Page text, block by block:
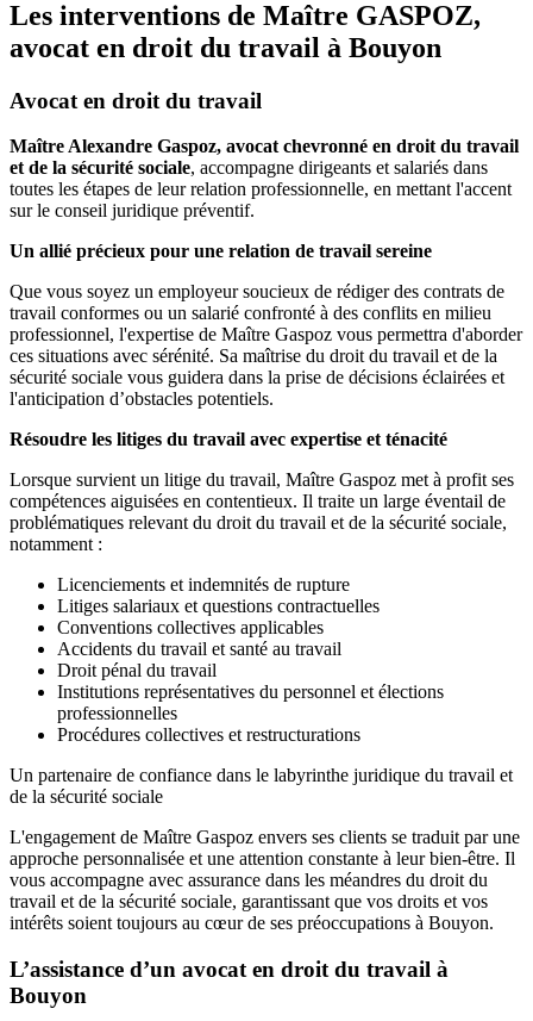
Les interventions de Maître GASPOZ,
avocat en droit du travail à Bouyon
Avocat en droit du travail
Maître Alexandre Gaspoz, avocat chevronné en droit du travail
et de la sécurité sociale, accompagne dirigeants et salariés dans
toutes les étapes de leur relation professionnelle, en mettant l'accent
sur le conseil juridique préventif.
Un allié précieux pour une relation de travail sereine
Que vous soyez un employeur soucieux de rédiger des contrats de
travail conformes ou un salarié confronté à des conflits en milieu
professionnel, l'expertise de Maître Gaspoz vous permettra d'aborder
ces situations avec sérénité. Sa maîtrise du droit du travail et de la
sécurité sociale vous guidera dans la prise de décisions éclairées et
l'anticipation d’obstacles potentiels.
Résoudre les litiges du travail avec expertise et ténacité
Lorsque survient un litige du travail, Maître Gaspoz met à profit ses
compétences aiguisées en contentieux. Il traite un large éventail de
problématiques relevant du droit du travail et de la sécurité sociale,
notamment :
Licenciements et indemnités de rupture
Litiges salariaux et questions contractuelles
Conventions collectives applicables
Accidents du travail et santé au travail
Droit pénal du travail
Institutions représentatives du personnel et élections
professionnelles
Procédures collectives et restructurations
Un partenaire de confiance dans le labyrinthe juridique du travail et
de la sécurité sociale
L'engagement de Maître Gaspoz envers ses clients se traduit par une
approche personnalisée et une attention constante à leur bien-être. Il
vous accompagne avec assurance dans les méandres du droit du
travail et de la sécurité sociale, garantissant que vos droits et vos
intérêts soient toujours au cœur de ses préoccupations à Bouyon.
L’assistance d’un avocat en droit du travail à
Bouyon